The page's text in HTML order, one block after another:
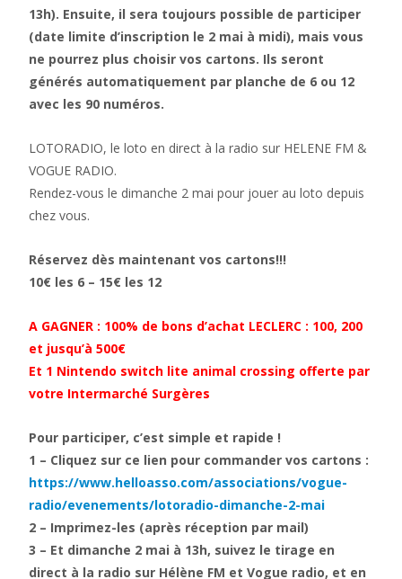
13h). Ensuite, il sera toujours possible de participer
(date limite d’inscription le 2 mai à midi), mais vous
ne pourrez plus choisir vos cartons. Ils seront
générés automatiquement par planche de 6 ou 12
avec les 90 numéros.
LOTORADIO, le loto en direct à la radio sur HELENE FM &
VOGUE RADIO.
Rendez-vous le dimanche 2 mai pour jouer au loto depuis
chez vous.
Réservez dès maintenant vos cartons!!!
10€ les 6 – 15€ les 12
A GAGNER : 100% de bons d’achat LECLERC : 100, 200
et jusqu’à 500€
Et 1 Nintendo switch lite animal crossing offerte par
votre Intermarché Surgères
Pour participer, c’est simple et rapide !
1 – Cliquez sur ce lien pour commander vos cartons :
https://www.helloasso.com/associations/vogue-
radio/evenements/lotoradio-dimanche-2-mai
2 – Imprimez-les (après réception par mail)
3 – Et dimanche 2 mai à 13h, suivez le tirage en
direct à la radio sur Hélène FM et Vogue radio, et en